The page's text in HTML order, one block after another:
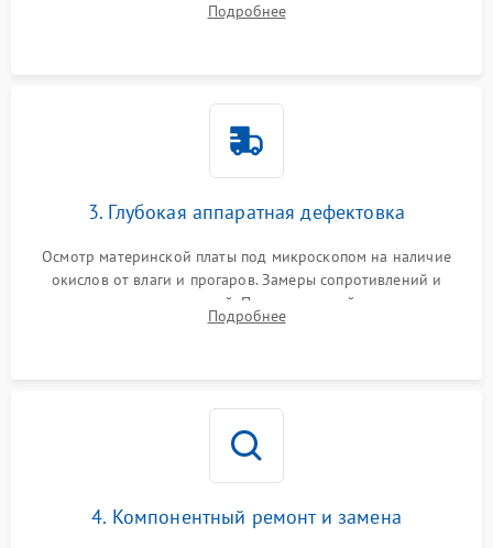
высохшей термопасты с кристаллов чипов.
Подробнее
3. Глубокая аппаратная дефектовка
Осмотр материнской платы под микроскопом на наличие
окислов от влаги и прогаров. Замеры сопротивлений и
дежурных напряжений. Проверка цепей питания,
мультиконтроллера, процессора и видеочипа.
Подробнее
4. Компонентный ремонт и замена